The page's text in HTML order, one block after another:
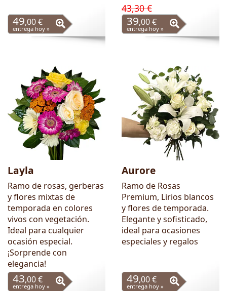
49,00 €
entrega hoy »
43,30 €
39,00 €
entrega hoy »
Layla
Ramo de rosas, gerberas
y flores mixtas de
temporada en colores
vivos con vegetación.
Ideal para cualquier
ocasión especial.
¡Sorprende con
elegancia!
43,00 €
entrega hoy »
Aurore
Ramo de Rosas
Premium, Lirios blancos
y flores de temporada.
Elegante y sofisticado,
ideal para ocasiones
especiales y regalos
49,00 €
entrega hoy »